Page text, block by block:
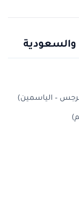
– الياسمين)